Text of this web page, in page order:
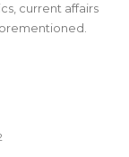
current affairs